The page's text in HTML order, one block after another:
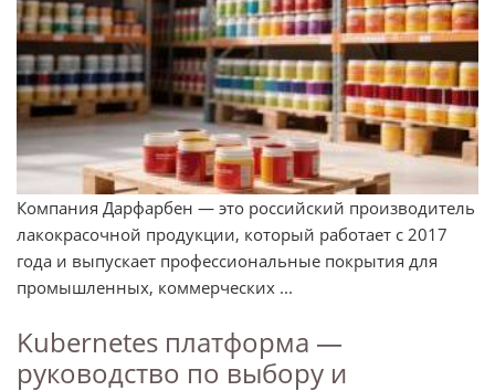
Компания Дарфарбен — это российский производитель
лакокрасочной продукции, который работает с 2017
года и выпускает профессиональные покрытия для
промышленных, коммерческих ...
Kubernetes платформа —
руководство по выбору и